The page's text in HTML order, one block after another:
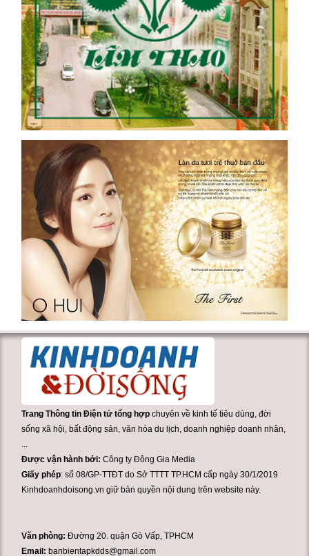
Trang Thông tin Điện tử tổng hợp chuyên về kinh tế tiêu dùng, đời
sống xã hội, bất động sản, văn hóa du lịch, doanh nghiệp doanh nhân,
Được vận hành bởi:Công ty Đông Gia Media
Giấy phép: số 08/GP-TTĐT do Sở TTTT TP.HCM cấp ngày 30/1/2019
Kinhdoanhdoisong.vn giữ bản quyền nội dung trên website này.
Văn phòng:Đường 20. quận Gò Vấp, TPHCM
Email: banbientapkdds@gmail.com